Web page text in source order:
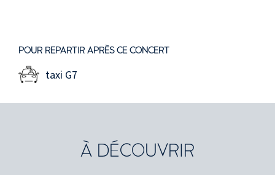
POUR REPARTIR APRÈS CE CONCERT
taxi G7
À DÉCOUVRIR